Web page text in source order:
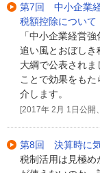
第7回 中小企業
税額控除について
「中小企業経営
追い風とおぼしき
大綱で公表されま
ことで効果をも
介します。
[2017年 2月 1日公開
第8回 決算時に
税制活用は見極め